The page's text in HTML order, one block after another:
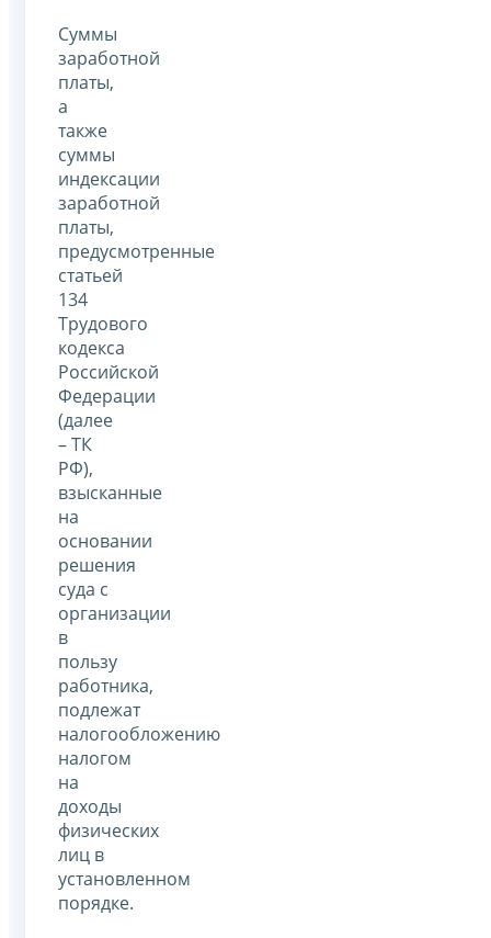
Суммы
заработной
платы,
а
также
суммы
индексации
заработной
платы,
предусмотренные
статьей
134
Трудового
кодекса
Российской
Федерации
(далее
– ТК
РФ),
взысканные
на
основании
решения
суда с
организации
в
пользу
работника,
подлежат
налогообложению
налогом
на
доходы
физических
лиц в
установленном
порядке.